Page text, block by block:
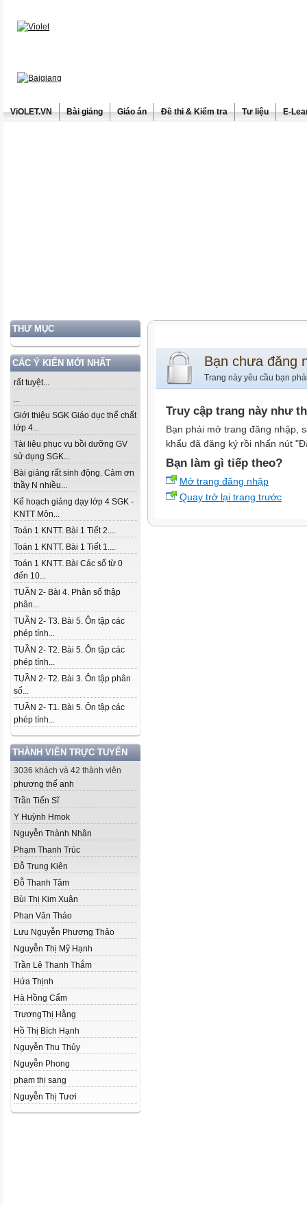
ViOLET.VN Bài giảng Giáo án Đề thi & Kiểm tra Tư liệu E-
THƯ MỤC
CÁC Ý KIẾN MỚI NHẤT
rất tuyệt...
...
Giới thiệu SGK Giáo dục thể chất
lớp 4...
Tài liệu phục vụ bồi dưỡng GV
sử dụng SGK...
Bài giảng rất sinh động. Cảm ơn
thầy N nhiều...
Kế hoạch giảng dạy lớp 4 SGK -
KNTT Môn...
Toán 1 KNTT. Bài 1 Tiết 2....
Toán 1 KNTT. Bài 1 Tiết 1....
Toán 1 KNTT. Bài Các số từ 0
đến 10...
TUẦN 2- Bài 4. Phân số thập
phân...
TUẦN 2- T3. Bài 5. Ôn tập các
phép tính...
TUẦN 2- T2. Bài 5. Ôn tập các
phép tính...
TUẦN 2- T2. Bài 3. Ôn tập phân
số...
TUẦN 2- T1. Bài 5. Ôn tập các
phép tính...
THÀNH VIÊN TRỰC TUYẾN
3036 khách và 42 thành viên
phương thế anh
Trần Tiến Sĩ
Y Huỳnh Hmok
Nguyễn Thành Nhân
Phạm Thanh Trúc
Đỗ Trung Kiên
Đỗ Thanh Tâm
Bùi Thị Kim Xuân
Phan Văn Thảo
Lưu Nguyễn Phương Thảo
Nguyễn Thị Mỹ Hạnh
Trần Lê Thanh Thắm
Hứa Thịnh
Hà Hồng Cẩm
TrươngThị Hằng
Hồ Thị Bích Hạnh
Nguyễn Thu Thủy
Nguyễn Phong
phạm thị sang
Nguyễn Thị Tươi
Bạn chưa đăng
Trang này yêu cầu bạn
Truy cập trang này như
Bạn phải mở trang đăng nhập,
khẩu đã đăng ký rồi nhấn nút
Bạn làm gì tiếp theo?
Mở trang đăng nhập
Quay trở lại trang trước